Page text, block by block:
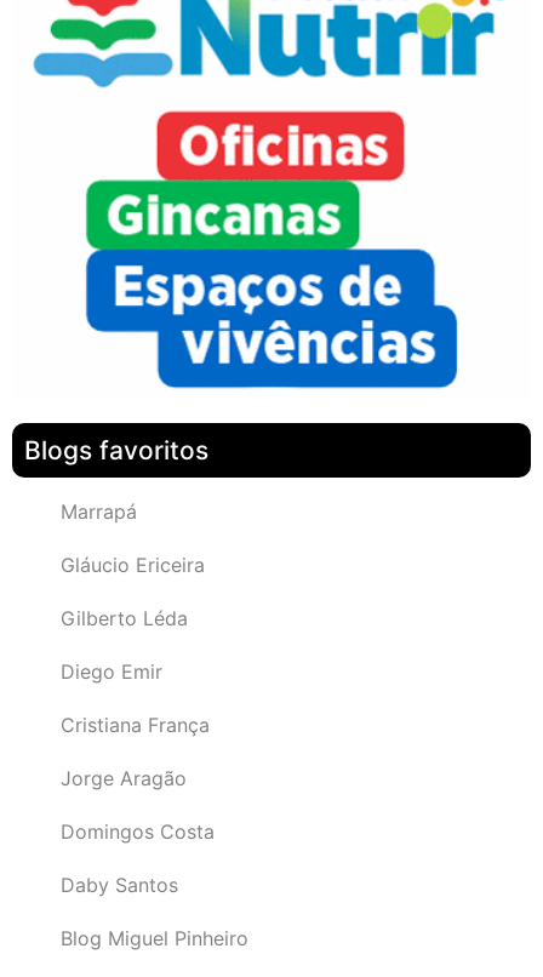
Blogs favoritos
Marrapá
Gláucio Ericeira
Gilberto Léda
Diego Emir
Cristiana França
Jorge Aragão
Domingos Costa
Daby Santos
Blog Miguel Pinheiro